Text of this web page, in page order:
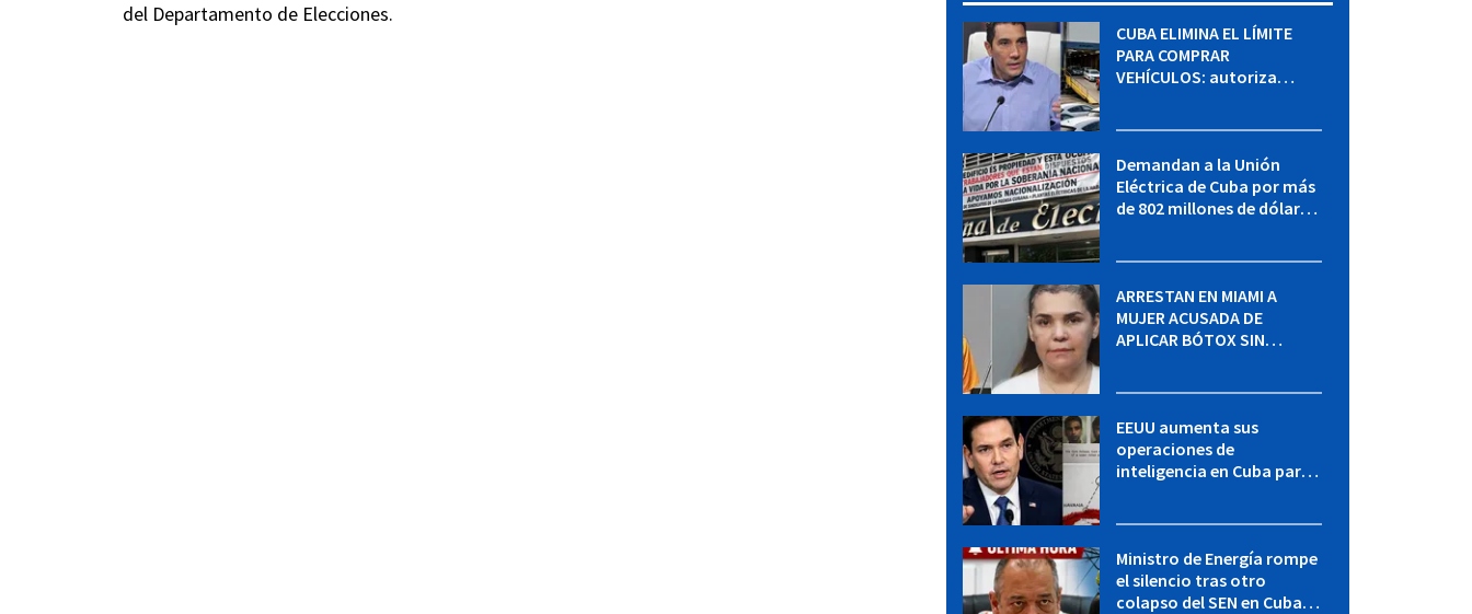
del Departamento de Elecciones.
CUBA ELIMINA EL LÍMITE
PARA COMPRAR
VEHÍCULOS: autoriza
Demandan a la Unión
Eléctrica de Cuba por más
de 802 millones de dólares
ARRESTAN EN MIAMI A
MUJER ACUSADA DE
APLICAR BÓTOX SIN
EEUU aumenta sus
operaciones de
inteligencia en Cuba para
Ministro de Energía rompe
el silencio tras otro
colapso del SEN en Cuba: